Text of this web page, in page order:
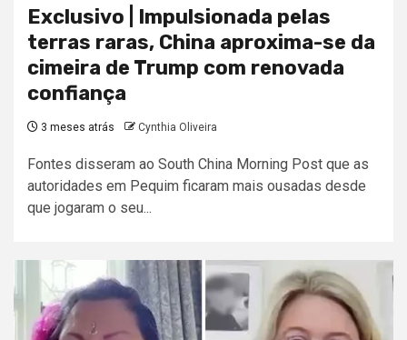
Exclusivo | Impulsionada pelas
terras raras, China aproxima-se da
cimeira de Trump com renovada
confiança
3 meses atrás Cynthia Oliveira
Fontes disseram ao South China Morning Post que as
autoridades em Pequim ficaram mais ousadas desde
que jogaram o seu...